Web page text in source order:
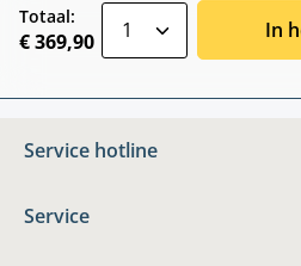
Totaal:
€ 369,90 In
Service hotline
Service